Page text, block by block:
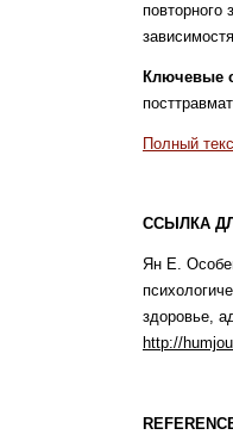
повторного
Ключевые
Полный
ССЫЛКА
Ян Е.
здоровье,
http://